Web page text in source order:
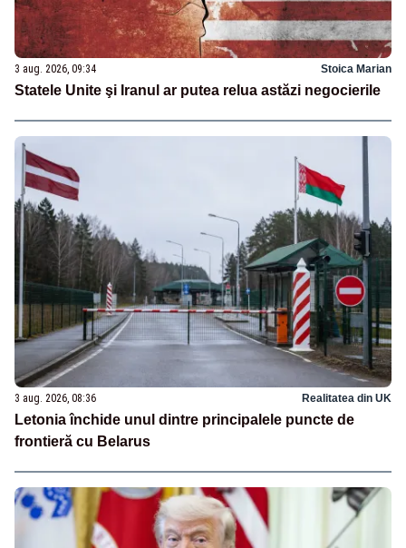
3 aug. 2026, 09:34 Stoica Marian
Statele Unite şi Iranul ar putea relua astăzi negocierile
3 aug. 2026, 08:36 Realitatea din UK
Letonia închide unul dintre principalele puncte de
frontieră cu Belarus